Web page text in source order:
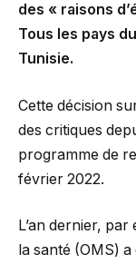
des « raisons
Tous les pays
Tunisie.
Cette décision
des critiques
programme de
février 2022.
L’an dernier,
la santé (OMS)